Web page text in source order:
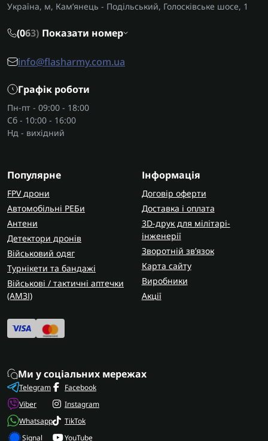
Україна, м, Кам’янець - Подільський, Голосківське шосе, 1
(063) Показати номер
info@flasharmy.com.ua
Графік роботи
Пн-пт - 09:00 - 18:00
Сб - 10:00 - 16:00
Нд - вихідний
Популярне
FPV дрони
Автомобільні РЕБи
Антени
Детектори дронів
Військовий одяг
Турнікети та бандажі
Військові / тактичні аптечки
(AMЗІ)
Інформація
Договір оферти
Доставка і оплата
3D-друк для мілітарі-
інженерії
Зворотній зв’язок
Карта сайту
Виробники
Акції
Ми у соціальних мережах
Telegram
Viber
Whatsapp
Signal
Facebook
Instagram
TikTok
YouTube